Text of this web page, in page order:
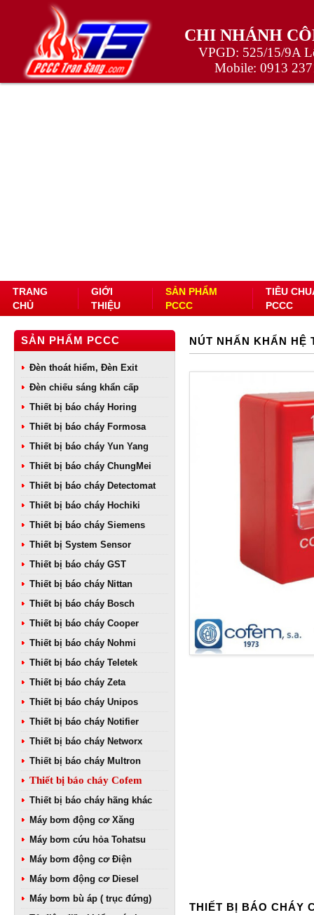
CHI NHÁNH
VPGD: 525/15/9A
Mobile: 0913
TRANG
CHỦ
GIỚI
THIỆU
SẢN PHẨM
PCCC
TIÊU
PCCC
SẢN PHẨM PCCC
Đèn thoát hiểm, Đèn Exit
Đèn chiếu sáng khẩn cấp
Thiết bị báo cháy Horing
Thiết bị báo cháy Formosa
Thiết bị báo cháy Yun Yang
Thiết bị báo cháy ChungMei
Thiết bị báo cháy Detectomat
Thiết bị báo cháy Hochiki
Thiết bị báo cháy Siemens
Thiết bị System Sensor
Thiết bị báo cháy GST
Thiết bị báo cháy Nittan
Thiết bị báo cháy Bosch
Thiết bị báo cháy Cooper
Thiết bị báo cháy Nohmi
Thiết bị báo cháy Teletek
Thiết bị báo cháy Zeta
Thiết bị báo cháy Unipos
Thiết bị báo cháy Notifier
Thiết bị báo cháy Networx
Thiết bị báo cháy Multron
Thiết bị báo cháy Cofem
Thiết bị báo cháy hãng khác
Máy bơm động cơ Xăng
Máy bơm cứu hỏa Tohatsu
Máy bơm động cơ Điện
Máy bơm động cơ Diesel
Máy bơm bù áp ( trục đứng)
NÚT NHẤN KHẨN HỆ
THIẾT BỊ BÁO CHÁY